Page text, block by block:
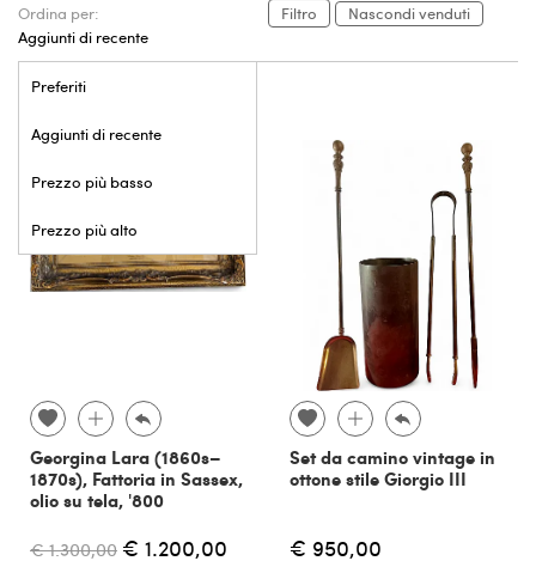
Ordina per:
Aggiunti di recente
Preferiti
Aggiunti di recente
Prezzo più basso
Prezzo più alto
Filtro Nascondi venduti
Georgina Lara (1860s–
1870s), Fattoria in Sassex,
olio su tela, '800
€ 1.300,00 € 1.200,00
Set da camino vintage in
ottone stile Giorgio III
€ 950,00